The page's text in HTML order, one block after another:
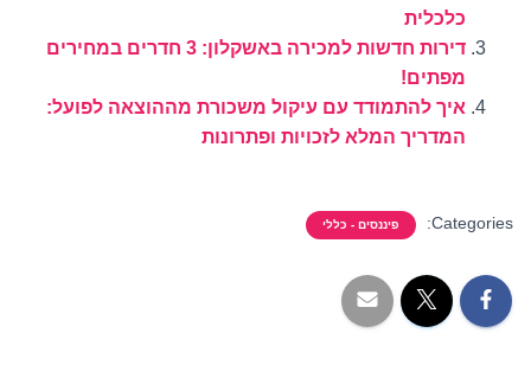
כלכלית
דירות חדשות למכירה באשקלון: 3 חדרים במחירים
מפתים!
איך להתמודד עם עיקול משכורת מההוצאה לפועל:
המדריך המלא לזכויות ופתרונות
Categories: פיננסים - כללי